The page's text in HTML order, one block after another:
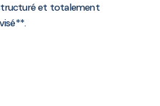
et totalement